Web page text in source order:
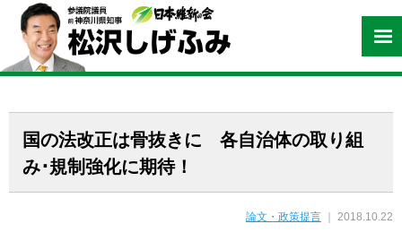
国の法改正は骨抜きに 各自治体の取り組
み･規制強化に期待！
論文・政策提言 ｜ 2018.10.22